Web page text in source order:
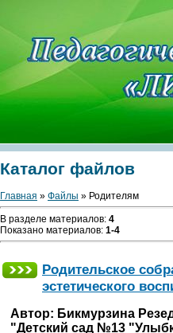
Каталог файлов
Главная » Файлы » Родителям
В разделе материалов: 4
Показано материалов: 1-4
Родительское
эстетического
Автор: Бикмурзина
"Детский сад №13